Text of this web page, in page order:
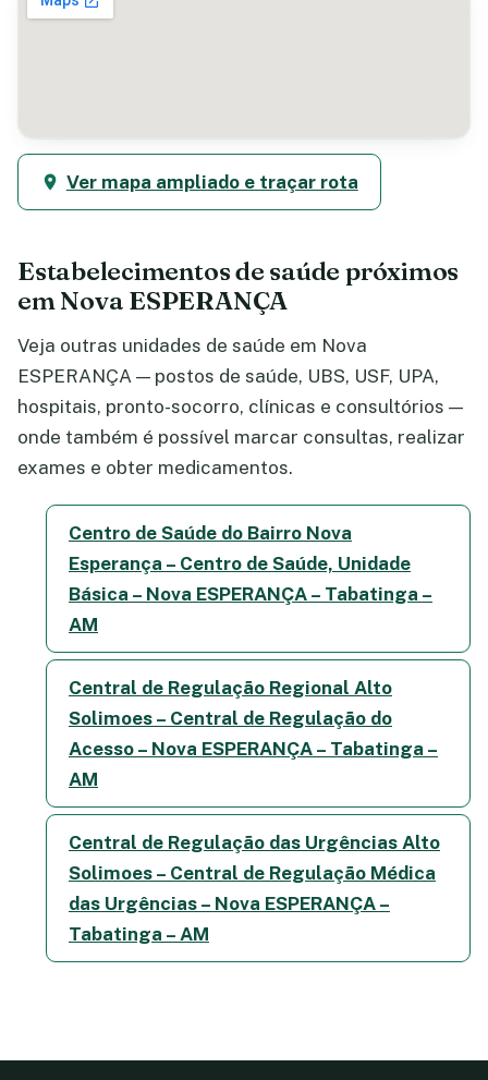
Ver mapa ampliado e traçar rota
Estabelecimentos de saúde próximos
em Nova ESPERANÇA
Veja outras unidades de saúde em Nova
ESPERANÇA — postos de saúde, UBS, USF, UPA,
hospitais, pronto-socorro, clínicas e consultórios —
onde também é possível marcar consultas, realizar
exames e obter medicamentos.
Centro de Saúde do Bairro Nova
Esperança – Centro de Saúde, Unidade
Básica – Nova ESPERANÇA – Tabatinga –
AM
Central de Regulação Regional Alto
Solimoes – Central de Regulação do
Acesso – Nova ESPERANÇA – Tabatinga –
AM
Central de Regulação das Urgências Alto
Solimoes – Central de Regulação Médica
das Urgências – Nova ESPERANÇA –
Tabatinga – AM